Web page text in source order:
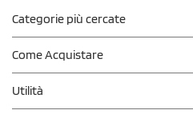
Categorie più cercate
Come Acquistare
Utilità